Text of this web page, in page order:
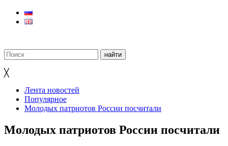
╳
Лента новостей
Популярное
Молодых патриотов России посчитали
Молодых патриотов России посчитали